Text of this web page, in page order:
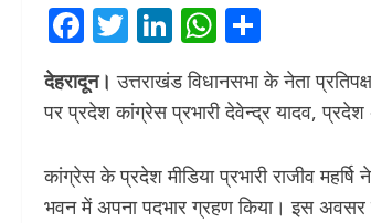
Facebook
Twitter
LinkedIn
WhatsApp
देहरादून। उत्तराखंड विधानसभा के नेता
पर प्रदेश कांग्रेस प्रभारी देवेन्द्र यादव, प्रदेश
कांग्रेस के प्रदेश मीडिया प्रभारी राजीव
भवन में अपना पदभार ग्रहण किया। इस अवसर